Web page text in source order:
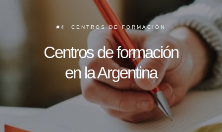
#4 CENTROS DE FORMACIÓN
Centros de formación
en la Argentina